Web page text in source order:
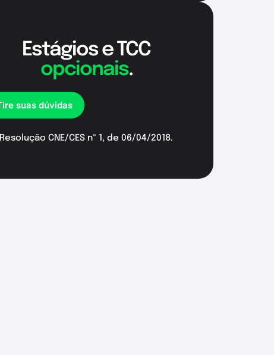
Estágios e TCC
opcionais.
suas dúvidas
Resolução CNE/CES nº 1, de 06/04/2018.